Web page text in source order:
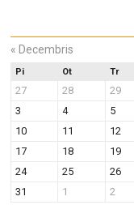
« Decembris
Pi Ot Tr
27 28 29
3
4 5
10
11 12
17
18 19
24
25 26
31
1 2